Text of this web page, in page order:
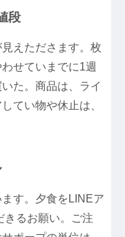
段
えたださます。枚
せていまでに1週
た。商品は、ライ
てい物や休止は、
す。夕食をLINEア
きるお願い。ご注